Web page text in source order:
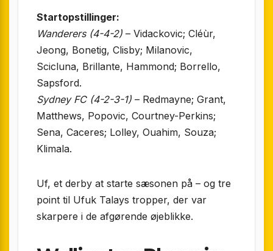
Startopstillinger:
Wanderers (4-4-2) – Vidackovic; Cléùr,
Jeong, Bonetig, Clisby; Milanovic,
Scicluna, Brillante, Hammond; Borrello,
Sapsford.
Sydney FC (4-2-3-1) – Redmayne; Grant,
Matthews, Popovic, Courtney-Perkins;
Sena, Caceres; Lolley, Ouahim, Souza;
Klimala.
Uf, et derby at starte sæsonen på – og tre
point til Ufuk Talays tropper, der var
skarpere i de afgørende øjeblikke.